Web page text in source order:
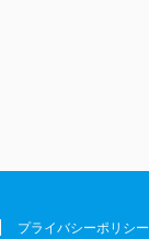
プライバシーポリシー